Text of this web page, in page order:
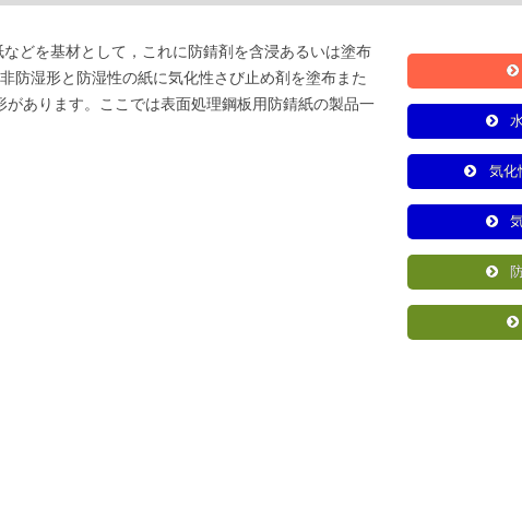
どを基材として，これに防錆剤を含浸あるいは塗布
防湿形と防湿性の紙に気化性さび止め剤を塗布また
あります。ここでは表面処理鋼板用防錆紙の製品一
気化